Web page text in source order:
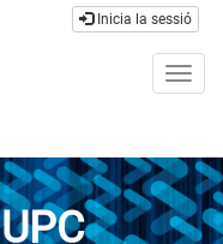
Inicia la sessió